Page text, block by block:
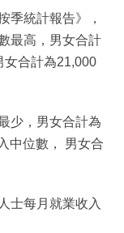
季統計報告》，
最高，男女合計
女合計為21,000
少，男女合計為
中位數， 男女合
士每月就業收入